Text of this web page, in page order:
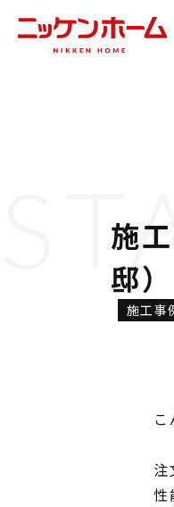
施
邸）
施工事
こ
注
性